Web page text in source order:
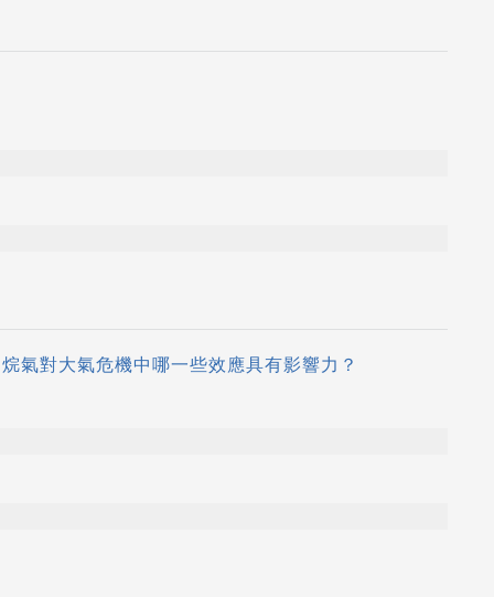
氣對大氣危機中哪一些效應具有影響力？